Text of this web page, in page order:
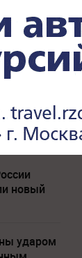
новый
ударом